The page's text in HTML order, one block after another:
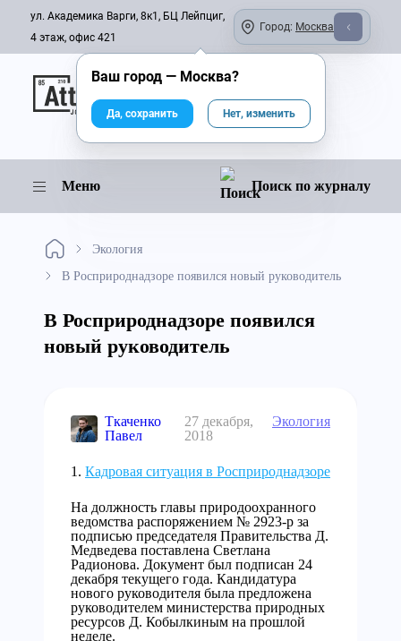
ул. Академика Варги, 8к1, БЦ Лейпциг,
4 этаж, офис 421
Город: Москва
Онлайн-журнал
Меню Поиск по журналу
Экология
В Росприроднадзоре появился новый руководитель
В Росприроднадзоре появился
новый руководитель
Ткаченко
Павел
27 декабря,
2018
Экология
Кадровая ситуация в Росприроднадзоре
На должность главы природоохранного
ведомства распоряжением № 2923-р за
подписью председателя Правительства Д.
Медведева поставлена Светлана
Радионова. Документ был подписан 24
декабря текущего года. Кандидатура
нового руководителя была предложена
руководителем министерства природных
ресурсов Д. Кобылкиным на прошлой
неделе.
Ваш город — Москва?
Да, сохранить Нет, изменить